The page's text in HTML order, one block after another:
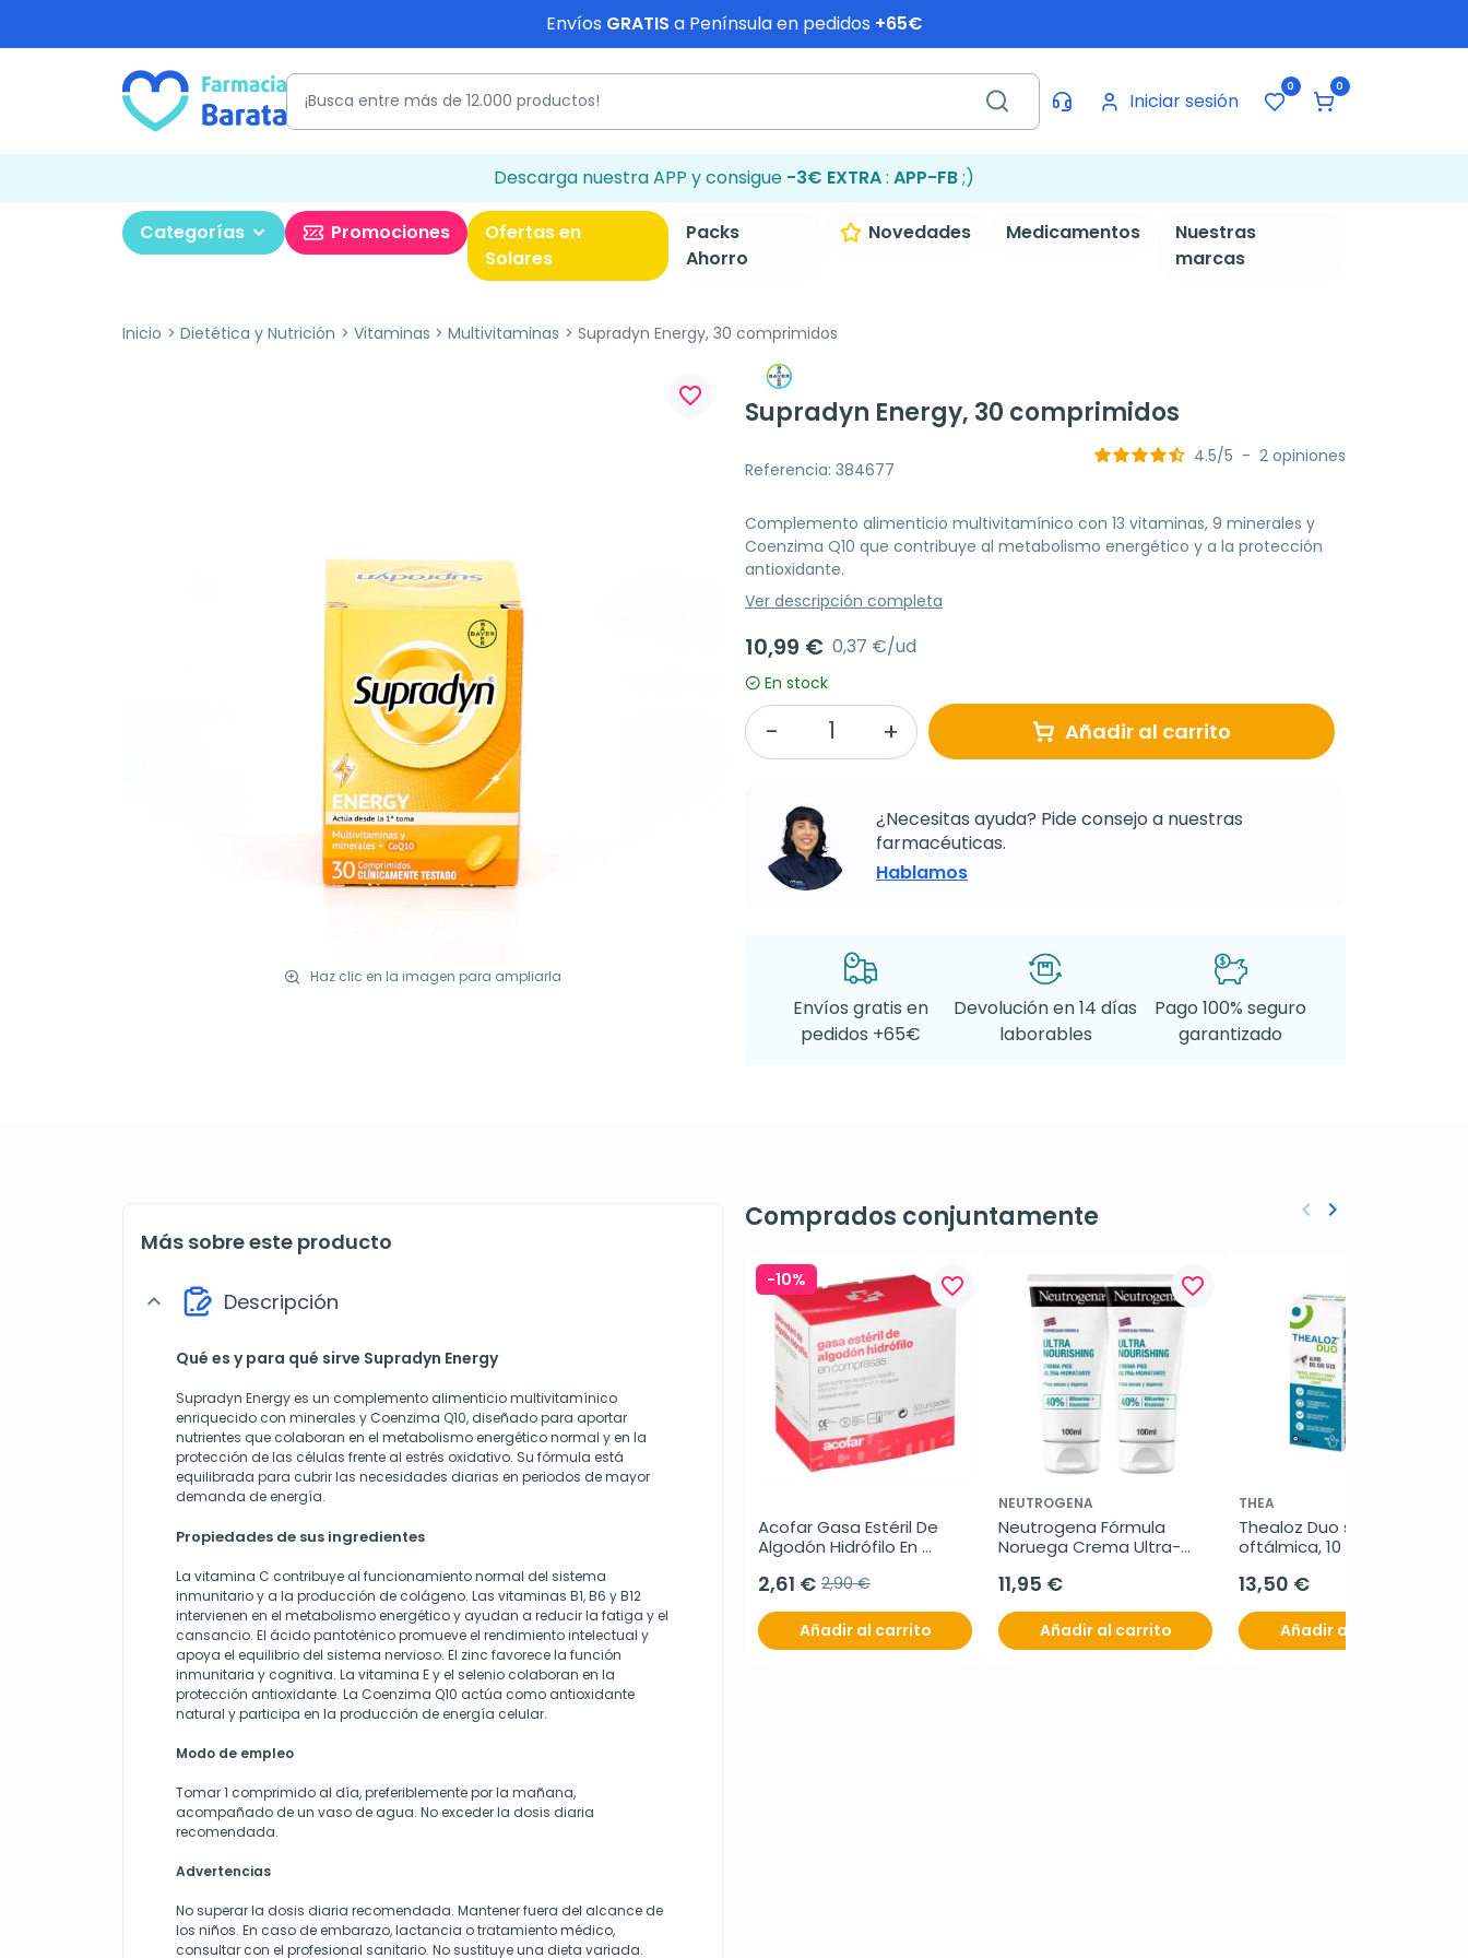
Envíos GRATIS a Península en pedidos +65€
Iniciar sesión
0 0
Descarga nuestra APP y consigue -3€ EXTRA: APP-FB;)
Categorías Promociones
Ofertas en
Solares
Packs
Ahorro
Novedades Medicamentos
Nuestras
marcas
Inicio Dietética y Nutrición Vitaminas Multivitaminas Supradyn Energy, 30 comprimidos
Haz clic en la imagen para ampliarla
favorite_border
Supradyn Energy, 30 comprimidos
Referencia: 384677
4.5/5 - 2 opiniones
Complemento alimenticio multivitamínico con 13 vitaminas, 9 minerales y
Coenzima Q10 que contribuye al metabolismo energético y a la protección
antioxidante.
Ver descripción completa
10,99 € 0,37 €/ud
En stock
Añadir al carrito
¿Necesitas ayuda? Pide consejo a nuestras
farmacéuticas.
Hablamos
Envíos gratis en
pedidos +65€
Devolución en 14 días
laborables
Pago 100% seguro
garantizado
Más sobre este producto
expand_more Descripción
Qué es y para qué sirve Supradyn Energy
Supradyn Energy es un complemento alimenticio multivitamínico
enriquecido con minerales y Coenzima Q10, diseñado para aportar
nutrientes que colaboran en el metabolismo energético normal y en la
protección de las células frente al estrés oxidativo. Su fórmula está
equilibrada para cubrir las necesidades diarias en periodos de mayor
demanda de energía.
Propiedades de sus ingredientes
La vitamina C contribuye al funcionamiento normal del sistema
inmunitario y a la producción de colágeno. Las vitaminas B1, B6 y B12
intervienen en el metabolismo energético y ayudan a reducir la fatiga y el
cansancio. El ácido pantoténico promueve el rendimiento intelectual y
apoya el equilibrio del sistema nervioso. El zinc favorece la función
inmunitaria y cognitiva. La vitamina E y el selenio colaboran en la
protección antioxidante. La Coenzima Q10 actúa como antioxidante
natural y participa en la producción de energía celular.
Modo de empleo
Tomar 1 comprimido al día, preferiblemente por la mañana,
acompañado de un vaso de agua. No exceder la dosis diaria
recomendada.
Advertencias
No superar la dosis diaria recomendada. Mantener fuera del alcance de
los niños. En caso de embarazo, lactancia o tratamiento médico,
consultar con el profesional sanitario. No sustituye una dieta variada.
Comprados conjuntamente
-10% favorite_border
Acofar Gasa Estéril De
Algodón Hidrófilo En
2,61 € 2,90 €
Añadir al carrito
favorite_border
NEUTROGENA
Neutrogena Fórmula
Noruega Crema Ultra-
Duplo, 2x100 ml
11,95 €
Añadir al carrito
THEA
Thealoz Duo solución
oftálmica, 10 ml
13,50 €
Añadir al carrito
Anterior
keyboard_arrow_left Siguiente
keyboard_arrow_right